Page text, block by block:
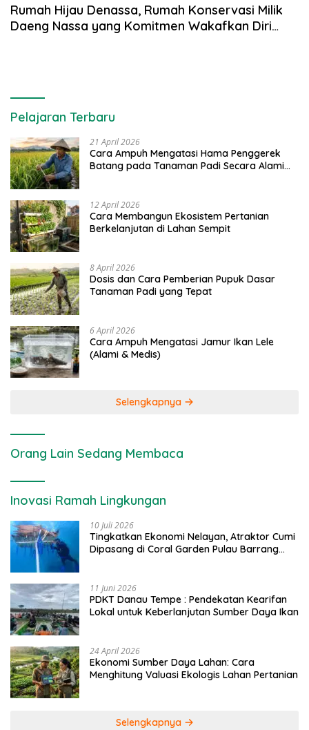
22 Maret 2021
Rumah Hijau Denassa, Rumah Konservasi Milik
Daeng Nassa yang Komitmen Wakafkan Diri
Pelajaran Terbaru
21 April 2026
Cara Ampuh Mengatasi Hama Penggerek
Batang pada Tanaman Padi Secara Alami
12 April 2026
Cara Membangun Ekosistem Pertanian
Berkelanjutan di Lahan Sempit
8 April 2026
Dosis dan Cara Pemberian Pupuk Dasar
Tanaman Padi yang Tepat
6 April 2026
Cara Ampuh Mengatasi Jamur Ikan Lele
(Alami & Medis)
Selengkapnya
Orang Lain Sedang Membaca
Inovasi Ramah Lingkungan
10 Juli 2026
Tingkatkan Ekonomi Nelayan, Atraktor Cumi
Dipasang di Coral Garden Pulau Barrang
11 Juni 2026
PDKT Danau Tempe : Pendekatan Kearifan
Lokal untuk Keberlanjutan Sumber Daya Ikan
24 April 2026
Ekonomi Sumber Daya Lahan: Cara
Menghitung Valuasi Ekologis Lahan Pertanian
Selengkapnya